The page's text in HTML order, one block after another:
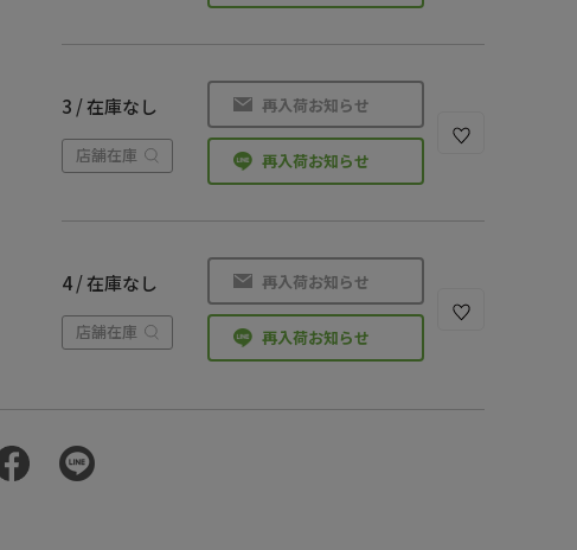
3 / 在庫なし
店舗在庫
再入荷お知らせ
再入荷お知らせ
4 / 在庫なし
店舗在庫
再入荷お知らせ
再入荷お知らせ